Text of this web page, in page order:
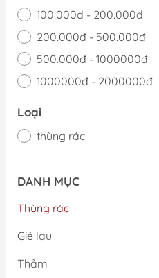
100.000đ - 200.000đ
200.000đ - 500.000đ
500.000đ - 1000000đ
1000000đ - 2000000đ
Loại
thùng rác
DANH MỤC
Thùng rác
Giẻ lau
Thảm